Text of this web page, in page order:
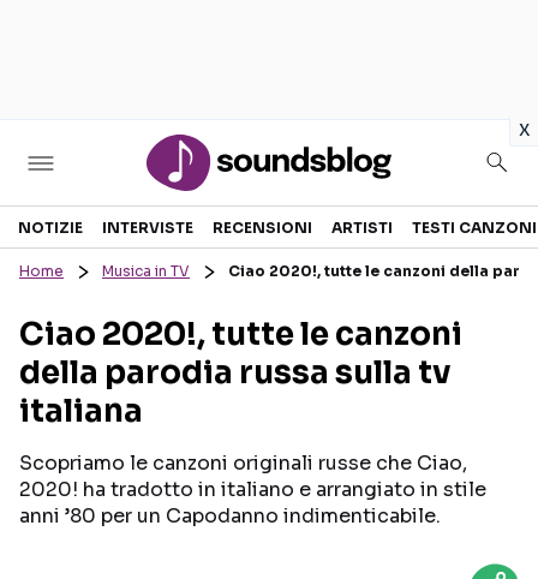
x
Sezioni
RECENSIONI MUSICALI
INTERVISTE
GOSSIP E CURIOSITÀ
TESTI CANZONI
TOUR ED EVENTI
NOTIZIE INTERVISTE RECENSIONI ARTISTI TESTI CANZONI
Home Musica in TV Ciao 2020!, tutte le canzoni della
Ciao 2020!, tutte le canzoni
della parodia russa sulla tv
italiana
Scopriamo le canzoni originali russe che Ciao,
2020! ha tradotto in italiano e arrangiato in stile
anni ’80 per un Capodanno indimenticabile.